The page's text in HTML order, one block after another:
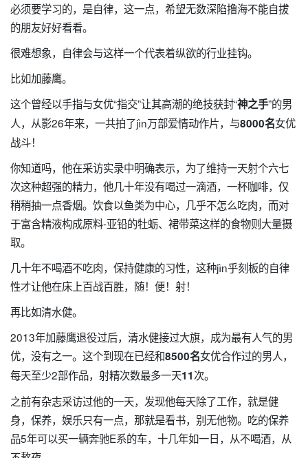
必须要学习的，是自律，这一点，希望无数深陷撸海不能自拔
的朋友好好看看。
很难想象，自律会与这样一个代表着纵欲的行业挂钩。
比如加藤鹰。
这个曾经以手指与女优“指交”让其高潮的绝技获封“神之手”的男
人，从影26年来，一共拍了jìn万部爱情动作片，与8000名女优
战斗！
你知道吗，他在采访实录中明确表示，为了维持一天射个六七
次这种超强的精力，他几十年没有喝过一滴酒，一杯咖啡，仅
稍稍抽一点香烟。饮食以鱼类为中心，几乎不怎么吃肉，而对
于富含精液构成原料-亚铅的牡蛎、裙带菜这样的食物则大量摄
取。
几十年不喝酒不吃肉，保持健康的习性，这种jìn乎刻板的自律
性才让他在床上百战百胜，随！便！射！
再比如清水健。
2013年加藤鹰退役过后，清水健接过大旗，成为最有人气的男
优，没有之一。这个到现在已经和8500名女优合作过的男人，
每天至少2部作品，射精次数最多一天11次。
之前有杂志采访过他的一天，发现他每天除了工作，就是健
身，保养，娱乐只有一点，那就是看书，别无他物。吃的保养
品5年可以买一辆奔驰E系的车，十几年如一日，从不喝酒，从